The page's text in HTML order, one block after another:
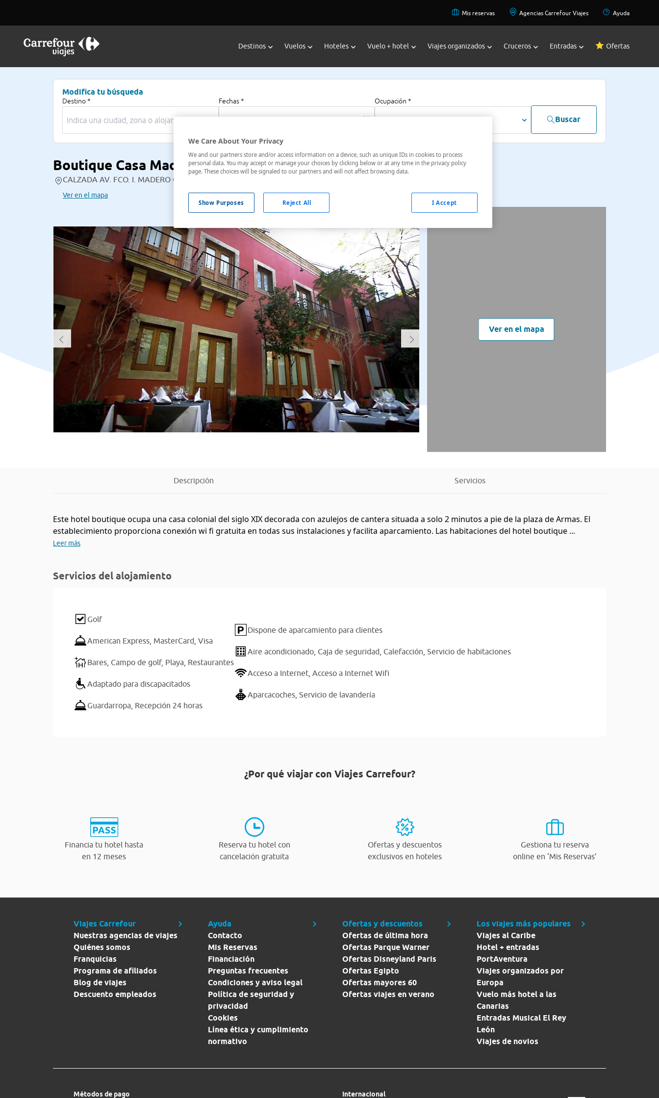
Mis reservas Agencias Carrefour Viajes Ayuda
Destinos Vuelos Hoteles Vuelo + hotel Viajes organizados Cruceros Entradas Ofertas
Modifica tu búsqueda
Destino * Fechas * Ocupación *
Buscar
Boutique Casa Madero
CALZADA AV. FCO. I. MADERO OTE CENTRO,137 , Morelia, Michoacán, México
Ver en el mapa
Ver en el mapa
Descripción Servicios
Este hotel boutique ocupa una casa colonial del siglo XIX decorada con azulejos de cantera situada a solo 2 minutos a pie de la plaza de Armas. El
establecimiento proporciona conexión wi fi gratuita en todas sus instalaciones y facilita aparcamiento. Las habitaciones del hotel boutique ...
Leer más
Servicios del alojamiento
Golf
American Express, MasterCard, Visa
Bares, Campo de golf, Playa, Restaurantes
Adaptado para discapacitados
Guardarropa, Recepción 24 horas
Dispone de aparcamiento para clientes
Aire acondicionado, Caja de seguridad, Calefacción, Servicio de habitaciones
Acceso a Internet, Acceso a Internet Wifi
Aparcacoches, Servicio de lavandería
¿Por qué viajar con Viajes Carrefour?
Financia tu hotel hasta
en 12 meses
Reserva tu hotel con
cancelación gratuita
Ofertas y descuentos
exclusivos en hoteles
Gestiona tu reserva
online en ‘Mis Reservas’
Viajes Carrefour
Nuestras agencias de viajes
Quiénes somos
Franquicias
Programa de afiliados
Blog de viajes
Descuento empleados
Ayuda
Contacto
Mis Reservas
Financiación
Preguntas frecuentes
Condiciones y aviso legal
Política de seguridad y
privacidad
Cookies
Línea ética y cumplimiento
normativo
Ofertas y descuentos
Ofertas de última hora
Ofertas Parque Warner
Ofertas Disneyland Paris
Ofertas Egipto
Ofertas mayores 60
Ofertas viajes en verano
Los viajes más populares
Viajes al Caribe
Hotel + entradas
PortAventura
Viajes organizados por
Europa
Vuelo más hotel a las
Canarias
Entradas Musical El Rey
León
Viajes de novios
Métodos de pago Internacional
We Care About Your Privacy
We and our partners store and/or access information on a device, such as unique IDs in cookies to process
personal data. You may accept or manage your choices by clicking below or at any time in the privacy policy
page. These choices will be signaled to our partners and will not affect browsing data.
Show Purposes Reject All I Accept